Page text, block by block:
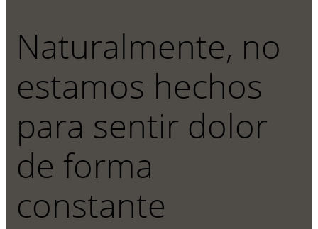
Naturalmente, no
estamos hechos
para sentir dolor
de forma
constante